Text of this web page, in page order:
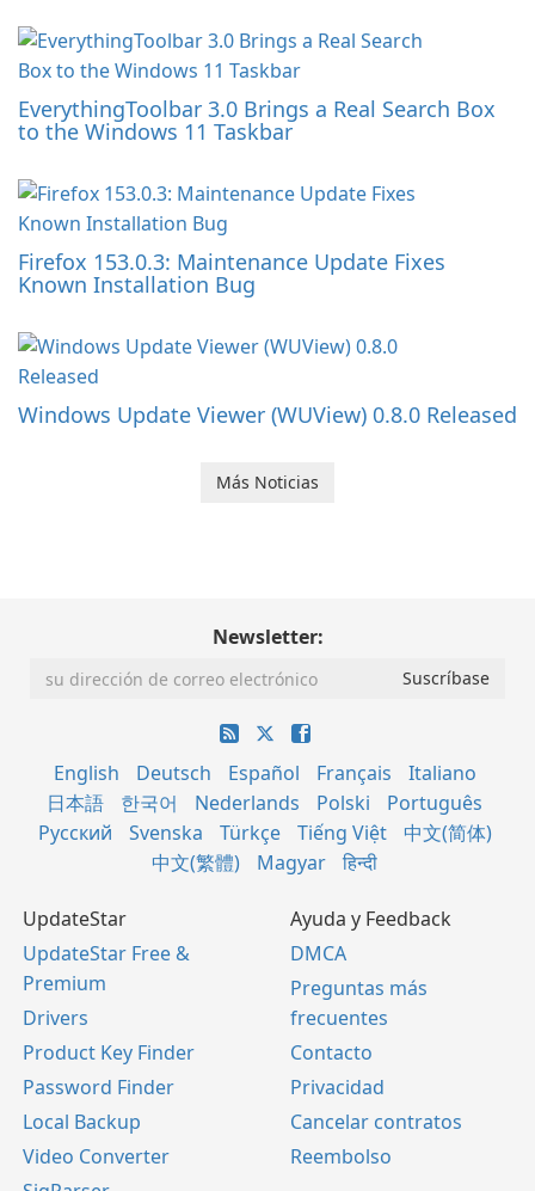
EverythingToolbar 3.0 Brings a Real Search Box
to the Windows 11 Taskbar
Firefox 153.0.3: Maintenance Update Fixes
Known Installation Bug
Windows Update Viewer (WUView) 0.8.0 Released
Más Noticias
Newsletter:
English Deutsch Español Français
Italiano
日本語
한국어 Nederlands Polski
Português
Русский
Svenska Türkçe Tiếng Việt
中文(简体)
中文(繁體)
Magyar हिन्दी
UpdateStar
UpdateStar Free &
Premium
Drivers
Product Key Finder
Password Finder
Local Backup
Video Converter
Ayuda y Feedback
DMCA
Preguntas más
frecuentes
Contacto
Privacidad
Cancelar contratos
Reembolso